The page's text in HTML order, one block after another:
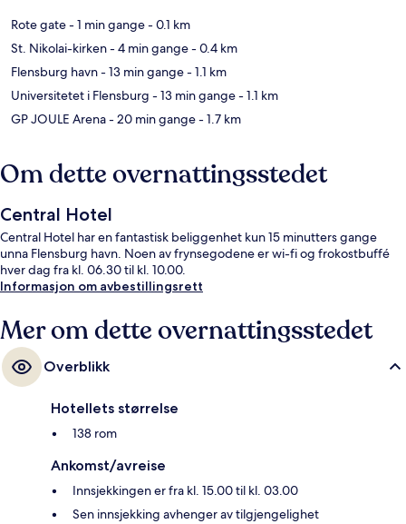
Rote gate- 1 min gange- 0.1 km
St. Nikolai-kirken- 4 min gange- 0.4 km
Flensburg havn- 13 min gange- 1.1 km
Universitetet i Flensburg - 13 min gange- 1.1 km
GP JOULE Arena- 20 min gange- 1.7 km
Om dette overnattingsstedet
Central Hotel
Central Hotel har en fantastisk beliggenhet kun 15 minutters gange
unna Flensburg havn. Noen av frynsegodene er wi-fi og frokostbuffé
hver dag fra kl. 06.30 til kl. 10.00.
Informasjon om avbestillingsrett
Mer om dette overnattingsstedet
Overblikk
Hotellets størrelse
138 rom
Ankomst/avreise
Innsjekkingen er fra kl. 15.00 til kl. 03.00
Sen innsjekking avhenger av tilgjengelighet